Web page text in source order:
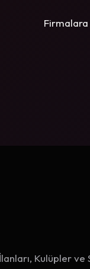
Firmalara
Kulüpler ve